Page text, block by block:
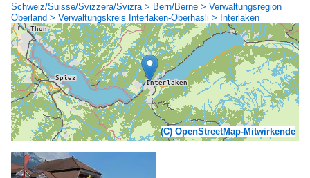
Schweiz/Suisse/Svizzera/Svizra > Bern/Berne > Verwaltungsregion
Oberland > Verwaltungskreis Interlaken-Oberhasli > Interlaken
(C) OpenStreetMap-Mitwirkende